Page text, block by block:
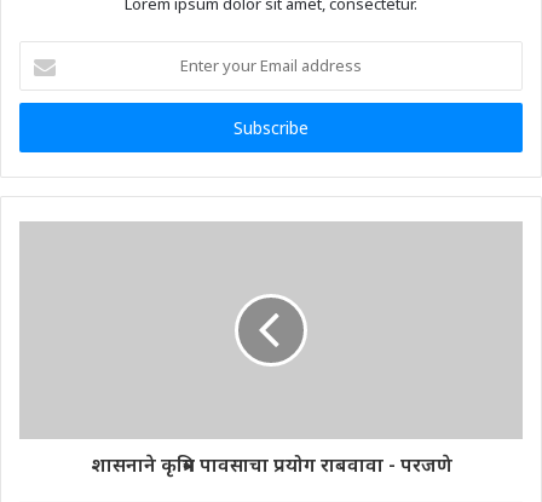
your
Email
शासनाने कृत्रिम पावसाचा प्रयोग राबवावा - परजणे